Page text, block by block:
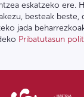
eskatzeko ere.
besteak beste,
jada
Pribatutasun